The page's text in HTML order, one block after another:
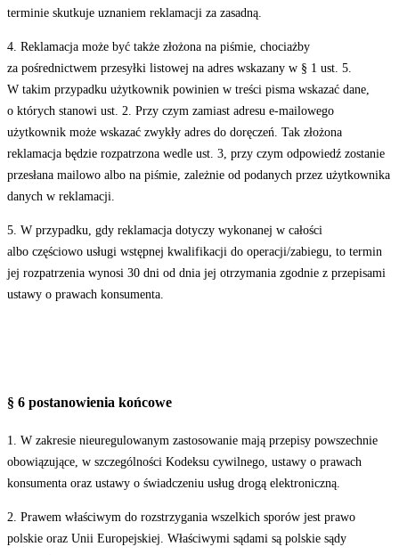
terminie skutkuje uznaniem reklamacji za zasadną.
4. Reklamacja może być także złożona na piśmie, chociażby
za pośrednictwem przesyłki listowej na adres wskazany w § 1 ust. 5.
W takim przypadku użytkownik powinien w treści pisma wskazać dane,
o których stanowi ust. 2. Przy czym zamiast adresu e-mailowego
użytkownik może wskazać zwykły adres do doręczeń. Tak złożona
reklamacja będzie rozpatrzona wedle ust. 3, przy czym odpowiedź zostanie
przesłana mailowo albo na piśmie, zależnie od podanych przez użytkownika
danych w reklamacji.
5. W przypadku, gdy reklamacja dotyczy wykonanej w całości
albo częściowo usługi wstępnej kwalifikacji do operacji/zabiegu, to termin
jej rozpatrzenia wynosi 30 dni od dnia jej otrzymania zgodnie z przepisami
ustawy o prawach konsumenta.
§ 6 postanowienia końcowe
1. W zakresie nieuregulowanym zastosowanie mają przepisy powszechnie
obowiązujące, w szczególności Kodeksu cywilnego, ustawy o prawach
konsumenta oraz ustawy o świadczeniu usług drogą elektroniczną.
2. Prawem właściwym do rozstrzygania wszelkich sporów jest prawo
polskie oraz Unii Europejskiej. Właściwymi sądami są polskie sądy